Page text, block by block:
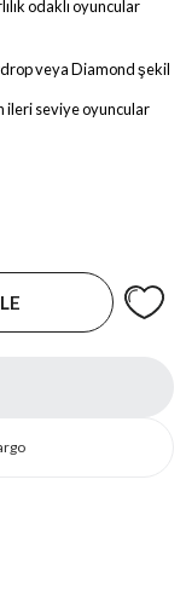
odaklı oyuncular
veya Diamond şekil
ileri seviye oyuncular